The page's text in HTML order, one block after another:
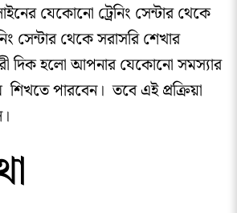
যেকোনো ট্রেনিং সেন্টার থেকে
সেন্টার থেকে সরাসরি শেখার
দিক হলো আপনার যেকোনো সমস্যার
পারবেন। তবে এই প্রক্রিয়া